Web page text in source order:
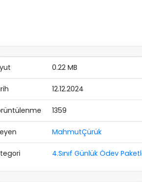
0.22 MB
12.12.2024
1359
MahmutÇürük
4.Sınıf Günlük Ödev